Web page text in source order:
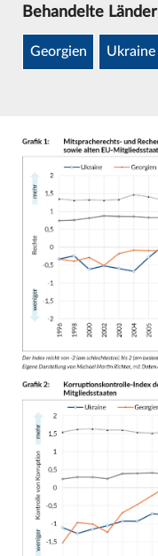
Behandelte Länder
Georgien Ukraine